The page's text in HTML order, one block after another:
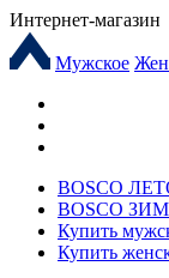
Интернет-магазин
Мужское
BOSCO
BOSCO
Купить
Купить